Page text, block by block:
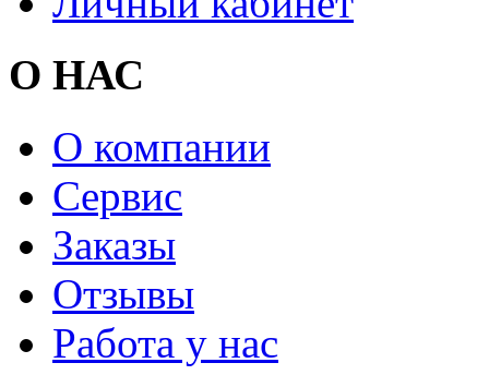
О НАС
О компании
Сервис
Заказы
Отзывы
Работа у нас